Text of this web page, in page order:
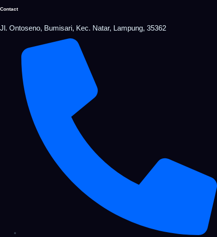
Contact
Jl. Ontoseno, Bumisari, Kec. Natar, Lampung, 35362